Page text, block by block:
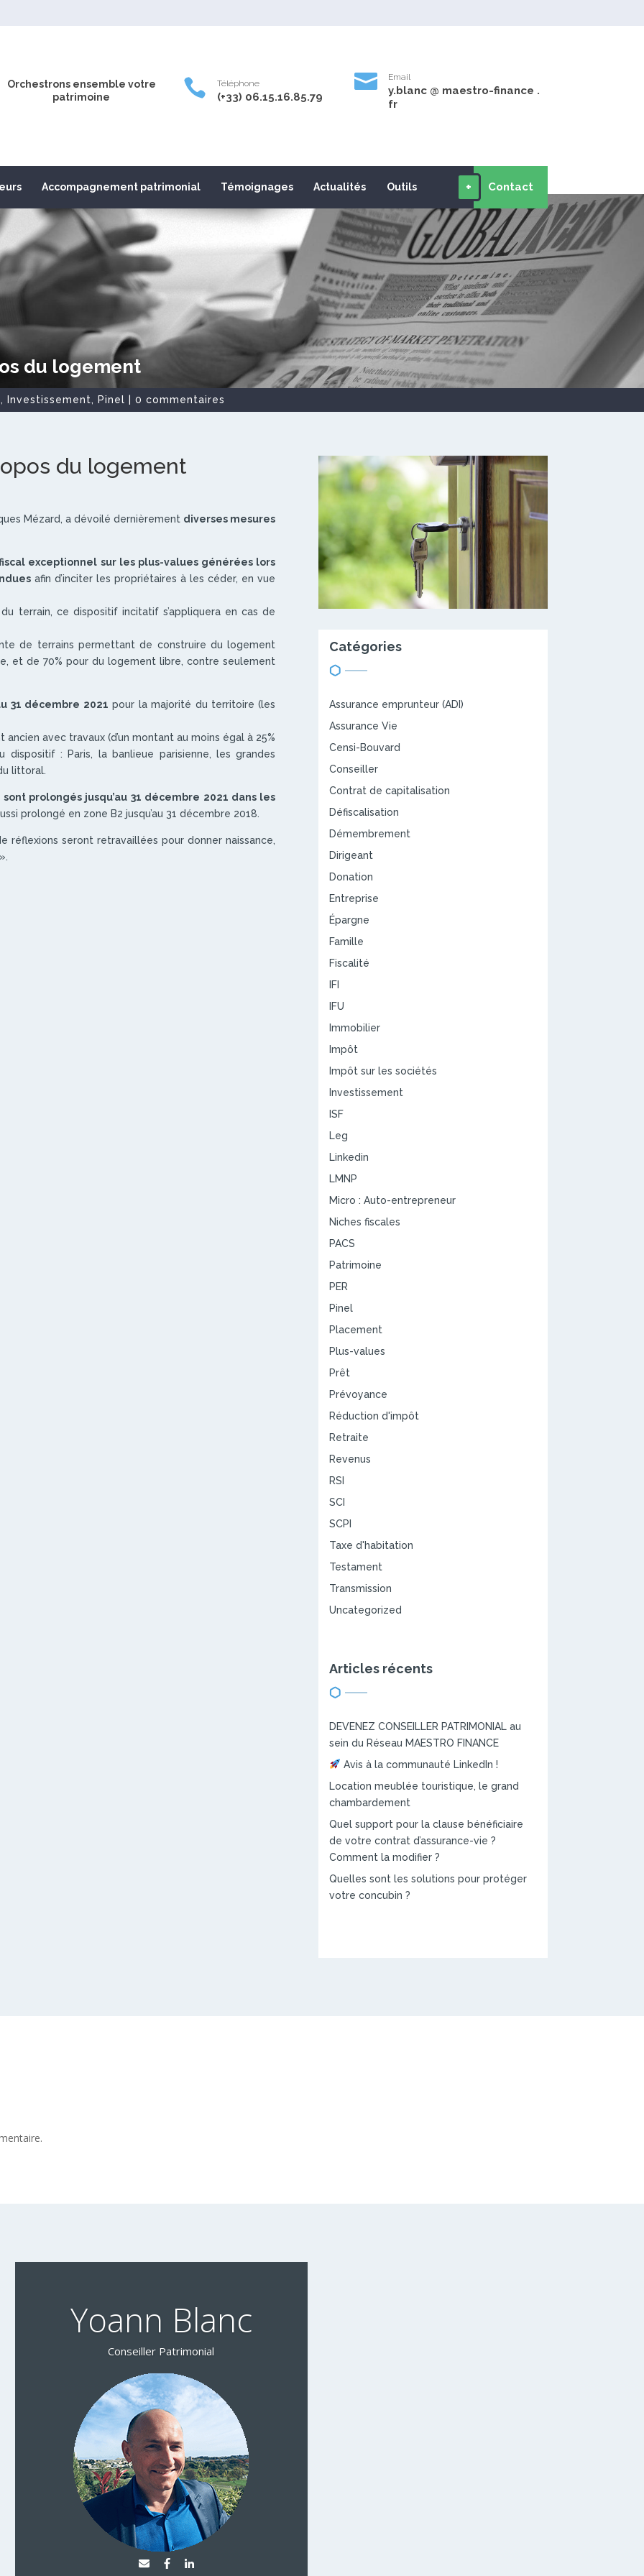
Orchestrons ensemble votre
patrimoine
 Téléphone
(+33) 06.15.16.85.79
 Email
y.blanc @ maestro-finance .
fr
Accompagnement patrimonial Témoignages Actualités Outils + Contact
du logement
, Investissement, Pinel 0 commentaires
du logement
Mézard, a dévoilé dernièrement diverses mesures
exceptionnel sur les plus-values générées lors
afin d’inciter les propriétaires à les céder, en vue
terrain, ce dispositif incitatif s’appliquera en cas de
de terrains permettant de construire du logement
et de 70% pour du logement libre, contre seulement
31 décembre 2021 pour la majorité du territoire (les
ancien avec travaux (d’un montant au moins égal à 25%
: Paris, la banlieue parisienne, les grandes
littoral.
prolongés jusqu’au 31 décembre 2021 dans les
prolongé en zone B2 jusqu’au 31 décembre 2018.
seront retravaillées pour donner naissance,
Catégories
Assurance emprunteur (ADI)
Assurance Vie
Censi-Bouvard
Conseiller
Contrat de capitalisation
Défiscalisation
Démembrement
Dirigeant
Donation
Entreprise
Épargne
Famille
Fiscalité
IFI
IFU
Immobilier
Impôt
Impôt sur les sociétés
Investissement
ISF
Leg
Linkedin
LMNP
Micro : Auto-entrepreneur
Niches fiscales
PACS
Patrimoine
PER
Pinel
Placement
Plus-values
Prêt
Prévoyance
Réduction d'impôt
Retraite
Revenus
RSI
SCI
SCPI
Taxe d'habitation
Testament
Transmission
Uncategorized
Articles récents
DEVENEZ CONSEILLER PATRIMONIAL au
sein du Réseau MAESTRO FINANCE
Avis à la communauté LinkedIn !
Location meublée touristique, le grand
chambardement
Quel support pour la clause bénéficiaire
de votre contrat d’assurance-vie ?
Comment la modifier ?
Quelles sont les solutions pour protéger
votre concubin ?
Yoann Blanc
Conseiller Patrimonial